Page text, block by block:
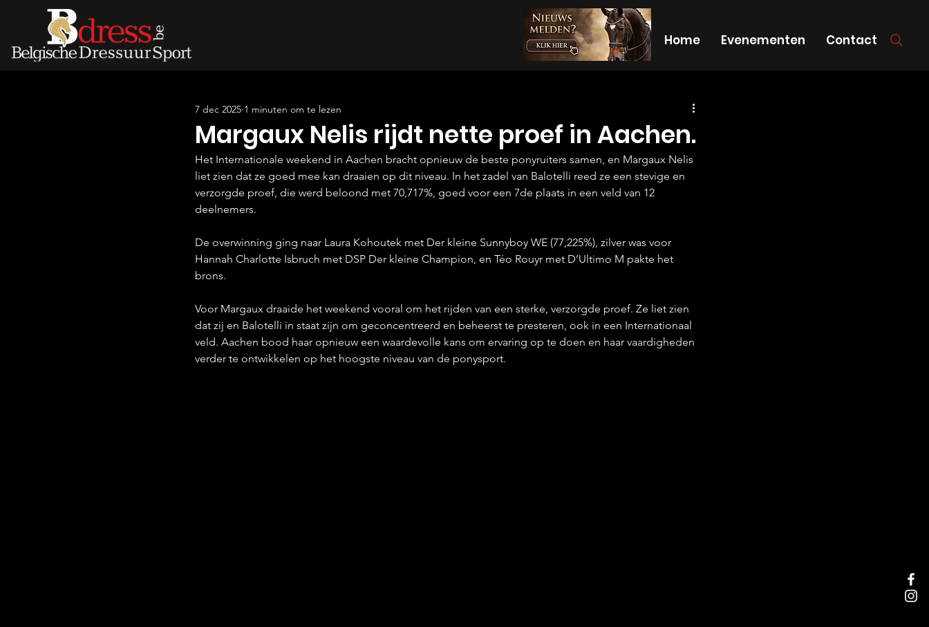
Home Evenementen Contact
Margaux Nelis rijdt nette proef in Aachen.
7 dec 2025 1 minuten om te lezen
Het Internationale weekend in Aachen bracht opnieuw de beste ponyruiters samen, en Margaux Nelis
liet zien dat ze goed mee kan draaien op dit niveau. In het zadel van Balotelli reed ze een stevige en
verzorgde proef, die werd beloond met 70,717%, goed voor een 7de plaats in een veld van 12
deelnemers.
De overwinning ging naar Laura Kohoutek met Der kleine Sunnyboy WE (77,225%), zilver was voor
Hannah Charlotte Isbruch met DSP Der kleine Champion, en Téo Rouyr met D’Ultimo M pakte het
brons.
Voor Margaux draaide het weekend vooral om het rijden van een sterke, verzorgde proef. Ze liet zien
dat zij en Balotelli in staat zijn om geconcentreerd en beheerst te presteren, ook in een Internationaal
veld. Aachen bood haar opnieuw een waardevolle kans om ervaring op te doen en haar vaardigheden
verder te ontwikkelen op het hoogste niveau van de ponysport.